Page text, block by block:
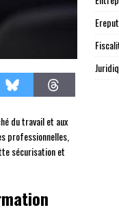
du travail et aux
professionnelles,
sécurisation et